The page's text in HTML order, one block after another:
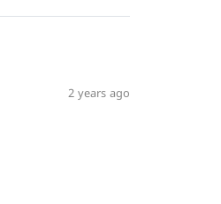
2 years ago